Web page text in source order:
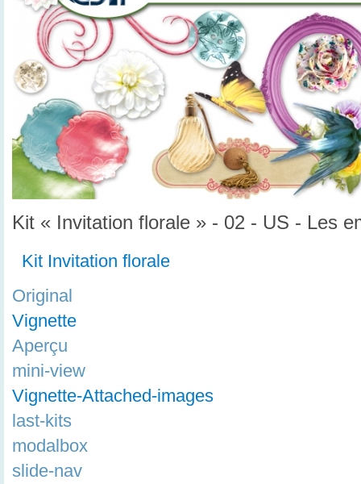
Kit « Invitation florale » - 02 - US - Les
Kit Invitation florale
Original
Vignette
Aperçu
mini-view
Vignette-Attached-images
last-kits
modalbox
slide-nav